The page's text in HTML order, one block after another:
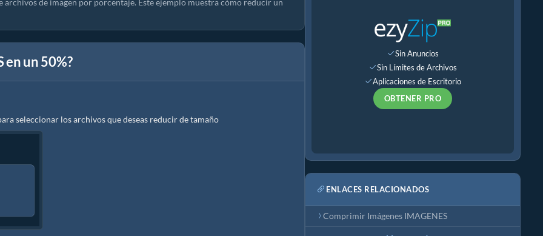
de imagen por porcentaje. Este ejemplo muestra cómo reducir un
en un 50%?
seleccionar los archivos que deseas reducir de tamaño
Sin Anuncios
Sin Límites de Archivos
Aplicaciones de Escritorio
OBTENER PRO
ENLACES RELACIONADOS
Comprimir Imágenes IMAGENES